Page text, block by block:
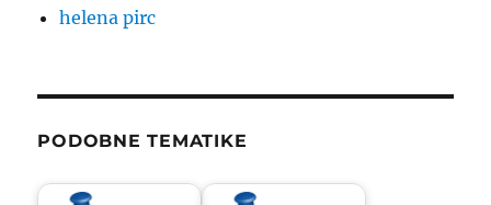
helena pirc
PODOBNE TEMATIKE